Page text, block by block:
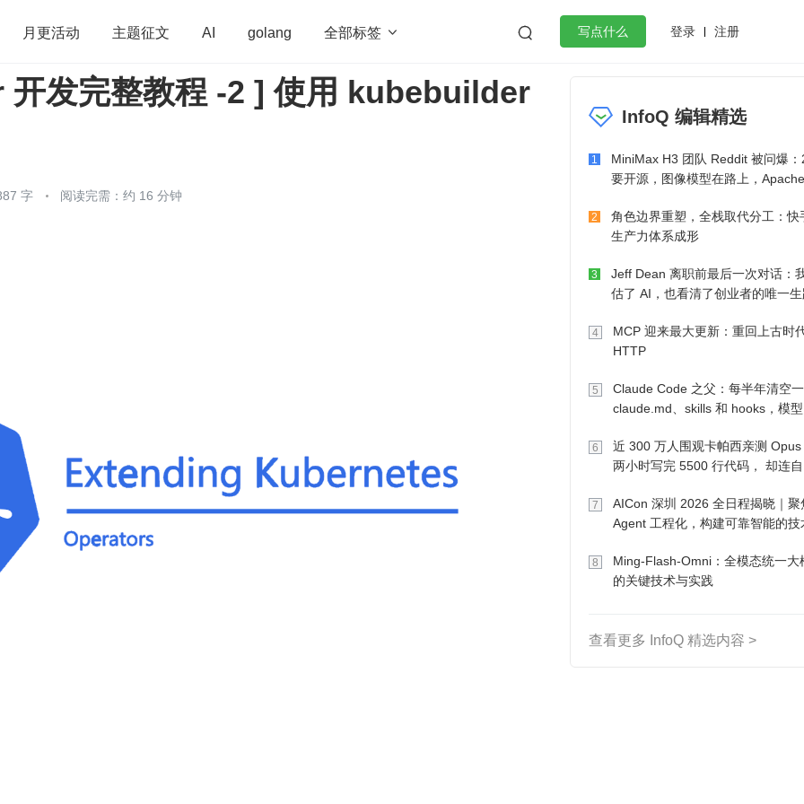
月更活动 主题征文 AI golang 全部标签   写点什么 登录 注册
算法 学习方法 Web3.0 高效工作 数据库
flutter
发完整教程 -2 ] 使用 kubebuilder
字 阅读完需：约 16 分钟
InfoQ 编辑精选
1
MiniMax H3 团队 Reddit 被问爆：
要开源，图像模型在路上，
2
角色边界重塑，全栈取代分工：快
生产力体系成形
3
Jeff Dean 离职前最后一次对话：
估了 AI，也看清了创业者的唯一
4
MCP 迎来最大更新：重回上古时
HTTP
5
Claude Code 之父：每半年清空
claude.md、skills 和 hooks，模
6
近 300 万人围观卡帕西亲测 Opus
两小时写完 5500 行代码， 却连
7
AICon 深圳 2026 全日程揭晓｜聚
Agent 工程化，构建可靠智能的技
8
Ming-Flash-Omni：全模态统一大
的关键技术与实践
查看更多 InfoQ 精选内容 >